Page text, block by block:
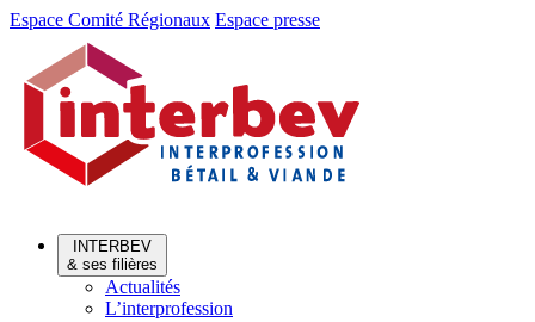
Aller
Aller
contenu
Espace Comité Régionaux Espace presse
INTERBEV
& ses filières
Actualités
L’interprofession